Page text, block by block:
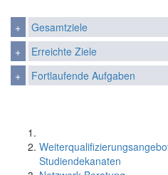
Gesamtziele
Erreichte Ziele
Fortlaufende Aufgaben
Studiendekanaten